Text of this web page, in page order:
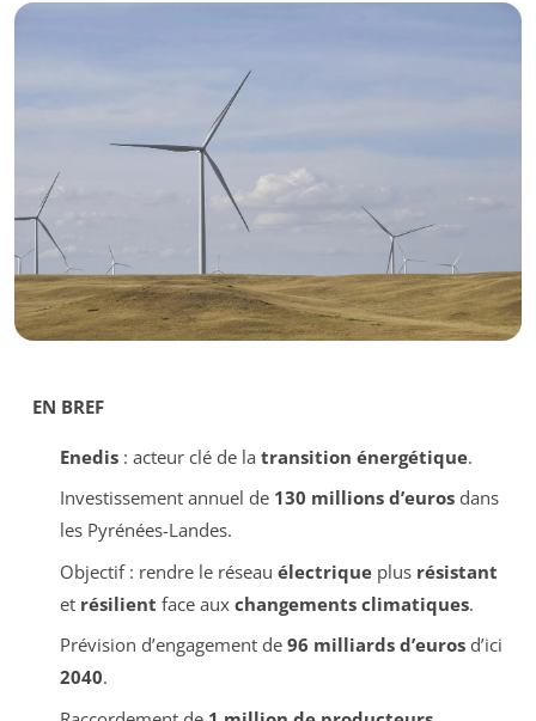
EN BREF
Enedis: acteur clé de la transition énergétique.
Investissement annuel de 130 millions d’eurosdans
les Pyrénées-Landes.
Objectif : rendre le réseau électriqueplus résistant
et résilient face aux changements climatiques.
Prévision d’engagement de 96 milliards d’eurosd’ici
2040.